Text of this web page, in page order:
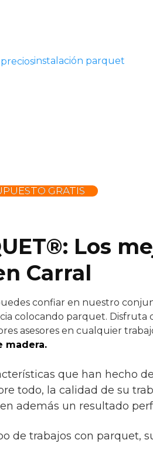
instalación parquet
GRATIS
Los
Carral
confiar en nuestro
colocando parquet. Disfruta
asesores en cualquier
madera.
que han hecho
todo, la calidad de su
además un resultado
de trabajos con parquet,